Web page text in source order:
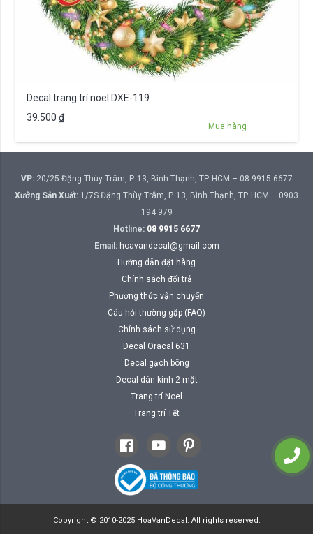
Decal trang trí noel DXE-119
39.500 ₫
Mua hàng
VP:20/25 Đặng Thùy Trâm, P. 13, Bình Thạnh, TP. HCM – 08 9915 6677
Xưởng Sản Xuất: 1/7S Đặng Thùy Trâm, P. 13, Bình Thạnh, TP. HCM – 0903
194 979
Hotline: 08 9915 6677
Email: hoavandecal@gmail.com
Hướng dẫn đặt hàng
Chính sách đổi trả
Phương thức vận chuyển
Câu hỏi thường gặp (FAQ)
Chính sách sử dụng
Decal Oracal 631
Decal gạch bông
Decal dán kính 2 mặt
Trang trí Noel
Trang trí Tết
Copyright © 2010-2025 HoaVanDecal. All rights reserved.